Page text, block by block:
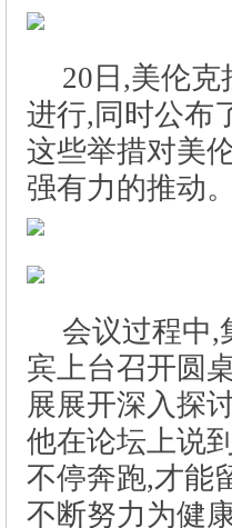
20日,美伦
会议过程中,